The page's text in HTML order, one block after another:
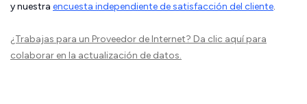
y nuestra encuesta independiente de satisfacción del cliente.
¿Trabajas para un Proveedor de Internet? Da clic aquípara
colaborar en la actualización de datos.